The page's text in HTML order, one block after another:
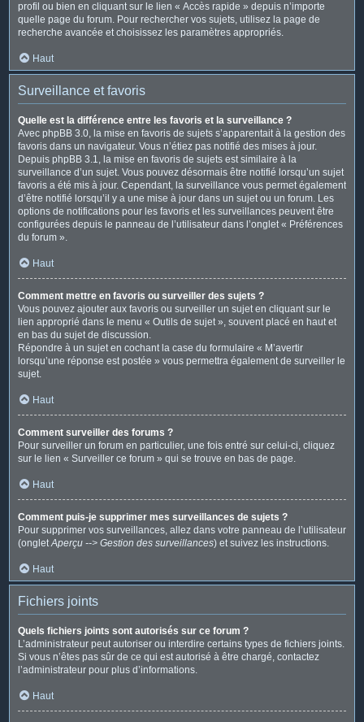
profil ou bien en cliquant sur le lien « Accès rapide » depuis n’importe
quelle page du forum. Pour rechercher vos sujets, utilisez la page de
recherche avancée et choisissez les paramètres appropriés.
Haut
Surveillance et favoris
Quelle est la différence entre les favoris et la surveillance ?
Avec phpBB 3.0, la mise en favoris de sujets s’apparentait à la gestion des
favoris dans un navigateur. Vous n’étiez pas notifié des mises à jour.
Depuis phpBB 3.1, la mise en favoris de sujets est similaire à la
surveillance d’un sujet. Vous pouvez désormais être notifié lorsqu’un sujet
favoris a été mis à jour. Cependant, la surveillance vous permet également
d’être notifié lorsqu’il y a une mise à jour dans un sujet ou un forum. Les
options de notifications pour les favoris et les surveillances peuvent être
configurées depuis le panneau de l’utilisateur dans l’onglet « Préférences
du forum ».
Haut
Comment mettre en favoris ou surveiller des sujets ?
Vous pouvez ajouter aux favoris ou surveiller un sujet en cliquant sur le
lien approprié dans le menu « Outils de sujet », souvent placé en haut et
en bas du sujet de discussion.
Répondre à un sujet en cochant la case du formulaire « M’avertir
lorsqu’une réponse est postée » vous permettra également de surveiller le
sujet.
Haut
Comment surveiller des forums ?
Pour surveiller un forum en particulier, une fois entré sur celui-ci, cliquez
sur le lien « Surveiller ce forum » qui se trouve en bas de page.
Haut
Comment puis-je supprimer mes surveillances de sujets ?
Pour supprimer vos surveillances, allez dans votre panneau de l’utilisateur
(ongletAperçu --> Gestion des surveillances) et suivez les instructions.
Haut
Fichiers joints
Quels fichiers joints sont autorisés sur ce forum ?
L’administrateur peut autoriser ou interdire certains types de fichiers joints.
Si vous n’êtes pas sûr de ce qui est autorisé à être chargé, contactez
l’administrateur pour plus d’informations.
Haut